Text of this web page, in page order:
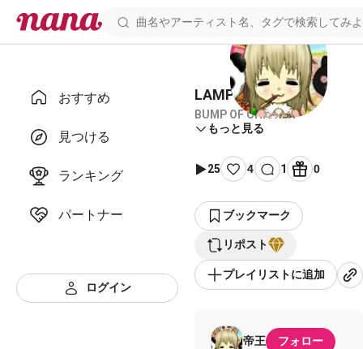
おすすめ
見つける
ランキング
パートナー
ログイン
LAMP コラボ
BUMP OF CHICKEN
もっと見る
25 4 1 0
ブックマーク
リポスト
プレイリストに追加
帝王 フォロー